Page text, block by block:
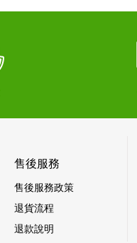
售後服務
售後服務政策
退貨流程
退款說明